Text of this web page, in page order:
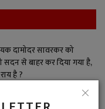
दामोदर सावरकर को
सदन से बाहर कर दिया गया है,
है ?